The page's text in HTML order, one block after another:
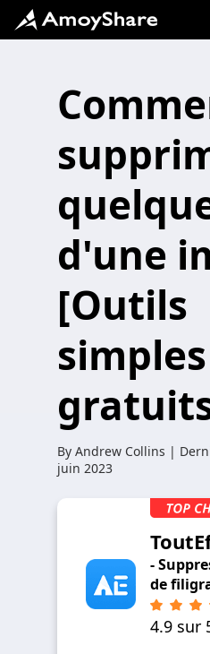
d'une
[Outils
By Andrew Collins |
juin 2023
-
de
4.9 sur